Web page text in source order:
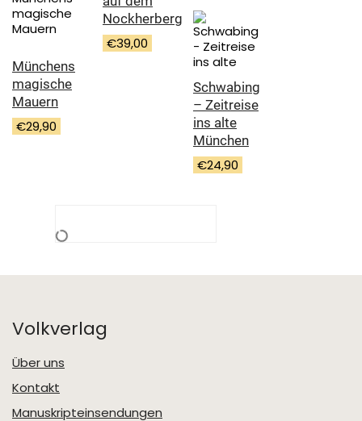
Nockherberg
€39,00
Münchens
magische
Mauern
€29,90
Schwabing
– Zeitreise
ins alte
München
€24,90
Volkverlag
Über uns
Kontakt
Manuskripteinsendungen